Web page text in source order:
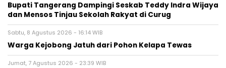
Bupati Tangerang Dampingi Seskab Teddy Indra Wijaya
dan Mensos Tinjau Sekolah Rakyat di Curug
Sabtu, 8 Agustus 2026 - 16:14 WIB
Warga Kejobong Jatuh dari Pohon Kelapa Tewas
Jumat, 7 Agustus 2026 - 23:39 WIB